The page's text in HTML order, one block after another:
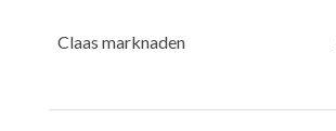
Claas marknaden